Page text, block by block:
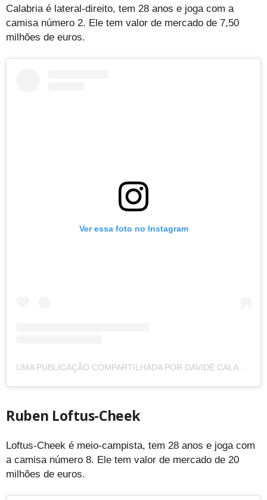
Calabria é lateral-direito, tem 28 anos e joga com a
camisa número 2. Ele tem valor de mercado de 7,50
milhões de euros.
Ver essa foto no Instagram
UMA PUBLICAÇÃO COMPARTILHADA POR DAVIDE CALABRIA (@DAVIDECALABRIA2)
Ruben Loftus-Cheek
Loftus-Cheek é meio-campista, tem 28 anos e joga com
a camisa número 8. Ele tem valor de mercado de 20
milhões de euros.